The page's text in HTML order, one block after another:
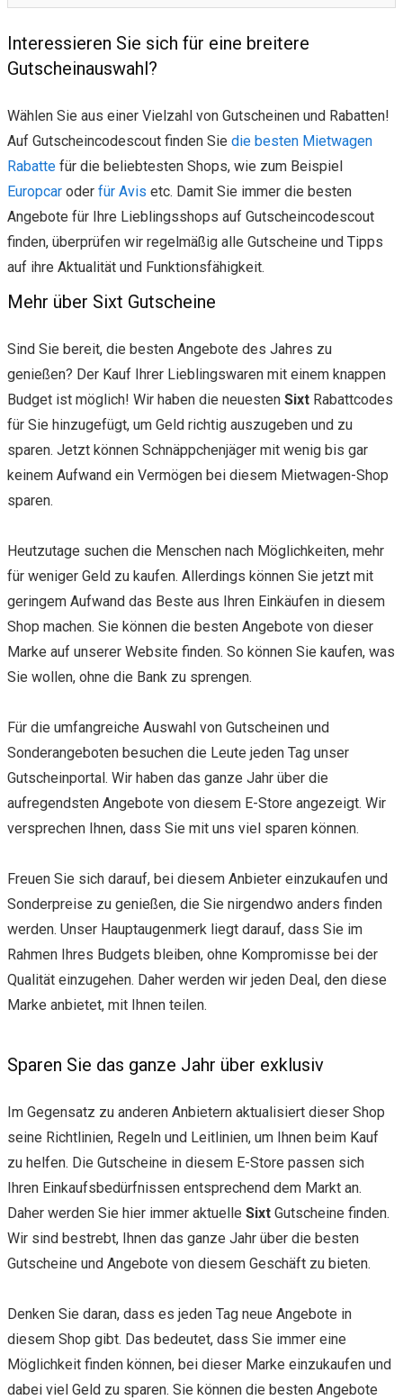
Interessieren Sie sich für eine breitere
Gutscheinauswahl?
Wählen Sie aus einer Vielzahl von Gutscheinen und Rabatten!
Auf Gutscheincodescout finden Sie die besten Mietwagen
Rabatte für die beliebtesten Shops, wie zum Beispiel
Europcar oder für Avis etc. Damit Sie immer die besten
Angebote für Ihre Lieblingsshops auf Gutscheincodescout
finden, überprüfen wir regelmäßig alle Gutscheine und Tipps
auf ihre Aktualität und Funktionsfähigkeit.
Mehr über Sixt Gutscheine
Sind Sie bereit, die besten Angebote des Jahres zu
genießen? Der Kauf Ihrer Lieblingswaren mit einem knappen
Budget ist möglich! Wir haben die neuesten Sixt Rabattcodes
für Sie hinzugefügt, um Geld richtig auszugeben und zu
sparen. Jetzt können Schnäppchenjäger mit wenig bis gar
keinem Aufwand ein Vermögen bei diesem Mietwagen-Shop
sparen.
Heutzutage suchen die Menschen nach Möglichkeiten, mehr
für weniger Geld zu kaufen. Allerdings können Sie jetzt mit
geringem Aufwand das Beste aus Ihren Einkäufen in diesem
Shop machen. Sie können die besten Angebote von dieser
Marke auf unserer Website finden. So können Sie kaufen, was
Sie wollen, ohne die Bank zu sprengen.
Für die umfangreiche Auswahl von Gutscheinen und
Sonderangeboten besuchen die Leute jeden Tag unser
Gutscheinportal. Wir haben das ganze Jahr über die
aufregendsten Angebote von diesem E-Store angezeigt. Wir
versprechen Ihnen, dass Sie mit uns viel sparen können.
Freuen Sie sich darauf, bei diesem Anbieter einzukaufen und
Sonderpreise zu genießen, die Sie nirgendwo anders finden
werden. Unser Hauptaugenmerk liegt darauf, dass Sie im
Rahmen Ihres Budgets bleiben, ohne Kompromisse bei der
Qualität einzugehen. Daher werden wir jeden Deal, den diese
Marke anbietet, mit Ihnen teilen.
Sparen Sie das ganze Jahr über exklusiv
Im Gegensatz zu anderen Anbietern aktualisiert dieser Shop
seine Richtlinien, Regeln und Leitlinien, um Ihnen beim Kauf
zu helfen. Die Gutscheine in diesem E-Store passen sich
Ihren Einkaufsbedürfnissen entsprechend dem Markt an.
Daher werden Sie hier immer aktuelle Sixt Gutscheine finden.
Wir sind bestrebt, Ihnen das ganze Jahr über die besten
Gutscheine und Angebote von diesem Geschäft zu bieten.
Denken Sie daran, dass es jeden Tag neue Angebote in
diesem Shop gibt. Das bedeutet, dass Sie immer eine
Möglichkeit finden können, bei dieser Marke einzukaufen und
dabei viel Geld zu sparen. Sie können die besten Angebote